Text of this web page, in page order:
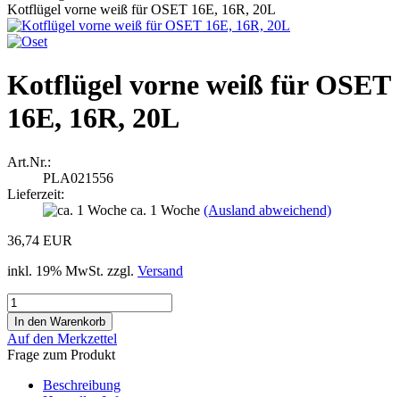
Kotflügel vorne weiß für OSET 16E, 16R, 20L
Kotflügel vorne weiß für OSET
16E, 16R, 20L
Art.Nr.:
PLA021556
Lieferzeit:
ca. 1 Woche (Ausland abweichend)
36,74 EUR
inkl. 19% MwSt. zzgl. Versand
Auf den Merkzettel
Frage zum Produkt
Beschreibung